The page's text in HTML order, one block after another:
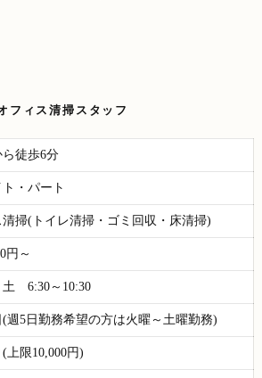
フィス清掃スタッフ
徒歩6分
・パート
清掃(トイレ清掃・ゴミ回収・床清掃)
円～
土 6:30～10:30
(週5日勤務希望の方は火曜～土曜勤務)
上限10,000円)